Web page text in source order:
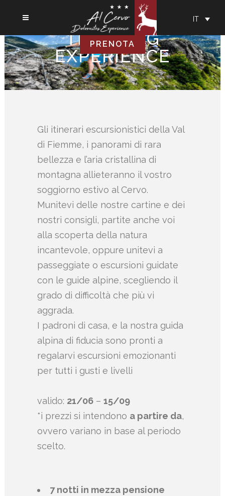
IT
TREKKING
EXPERIENCE
Gli itinerari escursionistici della Val
di Fiemme, i panorami di rara
bellezza e l’aria cristallina di
montagna allieteranno il vostro
soggiorno estivo al Cervo.
Munitevi delle nostre cartine e dei
nostri consigli, partite anche voi
alla scoperta della natura
incantevole, oppure unitevi a
passeggiate o escursioni guidate
con le guide alpine, scegliendo il
grado di difficoltà che più vi
aggrada.
I padroni di casa, e la nostra guida
alpina di fiducia sono pronti a
regalarvi escursioni emozionanti
per tutti i gusti e livelli
valido: 21/06 – 15/09
*i prezzi si intendono a partire da,
ovvero variano in base al periodo
scelto.
7 notti in mezza pensione
PRENOTA